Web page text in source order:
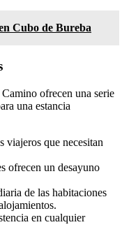
Cubo de Bureba
ofrecen una serie
una estancia
viajeros que necesitan
ofrecen un desayuno
de las habitaciones
en cualquier